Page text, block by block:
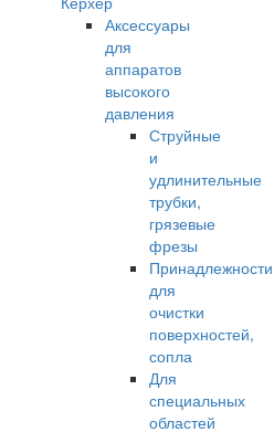
Аксессуары
для
аппаратов
высокого
давления
Струйные
и
удлинительные
трубки,
грязевые
фрезы
Принадлежности
для
очистки
поверхностей,
сопла
Для
специальных
областей